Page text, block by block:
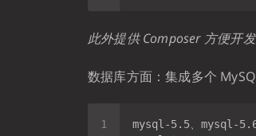
此外提供 Composer 方便开发
数据库方面：集成多个